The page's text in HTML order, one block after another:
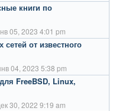
книги по
05, 2023 4:01 pm
от известного
04, 2023 5:38 pm
FreeBSD, Linux,
30, 2022 9:19 am